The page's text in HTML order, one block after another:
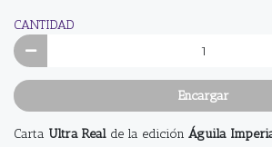
CANTIDAD
Encargar
Carta Ultra Real de la edición Águila